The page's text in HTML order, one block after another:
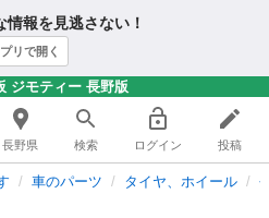
情報を見逃さない！
リで開く
ジモティー 長野版
長野県 検索 ログイン 投稿
車のパーツ タイヤ、ホイール